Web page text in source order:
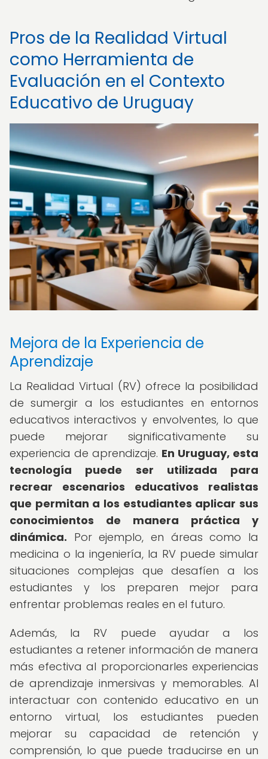
Pros de la Realidad Virtual
como Herramienta de
Evaluación en el Contexto
Educativo de Uruguay
Mejora de la Experiencia de
Aprendizaje
La Realidad Virtual (RV) ofrece la posibilidad
de sumergir a los estudiantes en entornos
educativos interactivos y envolventes, lo que
puede mejorar significativamente su
experiencia de aprendizaje. En Uruguay, esta
tecnología puede ser utilizada para
recrear escenarios educativos realistas
que permitan a los estudiantes aplicar sus
conocimientos de manera práctica y
dinámica. Por ejemplo, en áreas como la
medicina o la ingeniería, la RV puede simular
situaciones complejas que desafíen a los
estudiantes y los preparen mejor para
enfrentar problemas reales en el futuro.
Además, la RV puede ayudar a los
estudiantes a retener información de manera
más efectiva al proporcionarles experiencias
de aprendizaje inmersivas y memorables. Al
interactuar con contenido educativo en un
entorno virtual, los estudiantes pueden
mejorar su capacidad de retención y
comprensión, lo que puede traducirse en un